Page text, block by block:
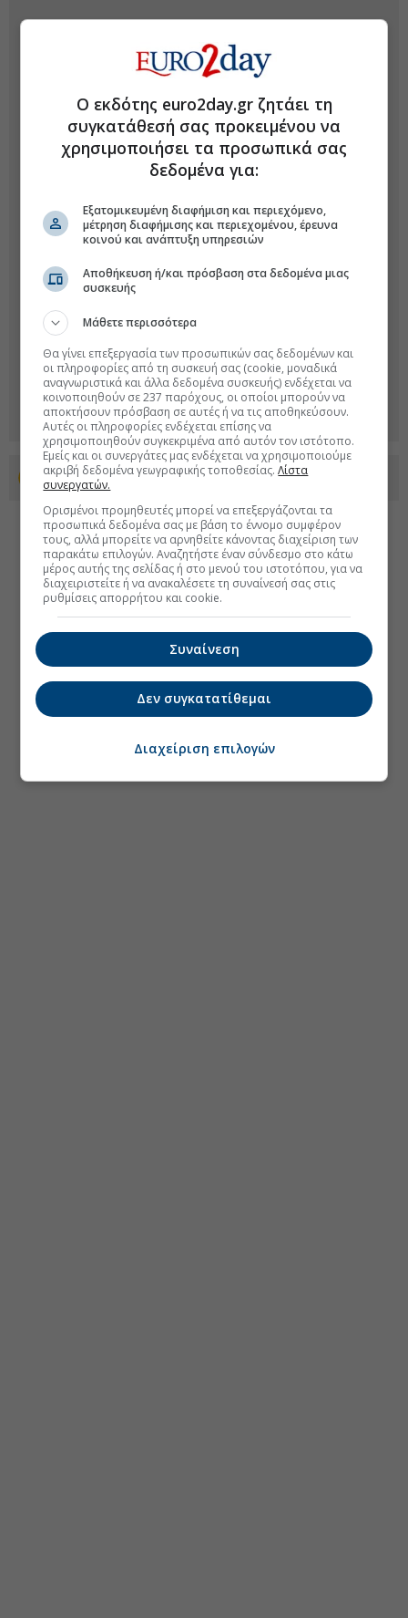
Προσθέστε το euro2day.gr στο Discover
Ο εκδότης euro2day.gr ζητάει τη
συγκατάθεσή σας προκειμένου να
χρησιμοποιήσει τα προσωπικά σας
δεδομένα για:
Εξατομικευμένη διαφήμιση και περιεχόμενο,
μέτρηση διαφήμισης και περιεχομένου, έρευνα
κοινού και ανάπτυξη υπηρεσιών
Αποθήκευση ή/και πρόσβαση στα δεδομένα μιας
συσκευής
Μάθετε περισσότερα
Θα γίνει επεξεργασία των προσωπικών σας δεδομένων και
οι πληροφορίες από τη συσκευή σας (cookie, μοναδικά
αναγνωριστικά και άλλα δεδομένα συσκευής) ενδέχεται να
κοινοποιηθούν σε 237 παρόχους, οι οποίοι μπορούν να
αποκτήσουν πρόσβαση σε αυτές ή να τις αποθηκεύσουν.
Αυτές οι πληροφορίες ενδέχεται επίσης να
χρησιμοποιηθούν συγκεκριμένα από αυτόν τον ιστότοπο.
Εμείς και οι συνεργάτες μας ενδέχεται να χρησιμοποιούμε
ακριβή δεδομένα γεωγραφικής τοποθεσίας.Λίστα
συνεργατών.
Ορισμένοι προμηθευτές μπορεί να επεξεργάζονται τα
προσωπικά δεδομένα σας με βάση το έννομο συμφέρον
τους, αλλά μπορείτε να αρνηθείτε κάνοντας διαχείριση των
παρακάτω επιλογών. Αναζητήστε έναν σύνδεσμο στο κάτω
μέρος αυτής της σελίδας ή στο μενού του ιστοτόπου, για να
διαχειριστείτε ή να ανακαλέσετε τη συναίνεσή σας στις
ρυθμίσεις απορρήτου και cookie.
Συναίνεση
Δεν συγκατατίθεμαι
Διαχείριση επιλογών